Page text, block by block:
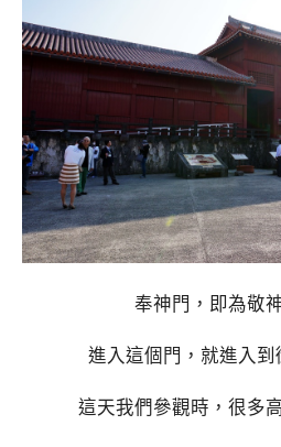
奉神門，即為敬
進入這個門，就進入到
這天我們參觀時，很多